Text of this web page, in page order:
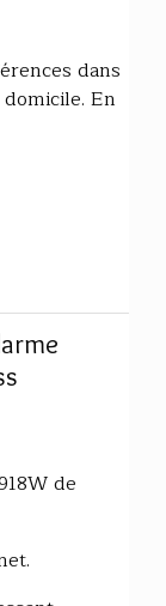
dans
En
de